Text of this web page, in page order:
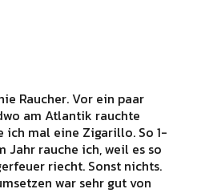
Raucher. Vor ein paar
am Atlantik rauchte
mal eine Zigarillo. So 1-
Jahr rauche ich, weil es so
riecht. Sonst nichts.
war sehr gut von